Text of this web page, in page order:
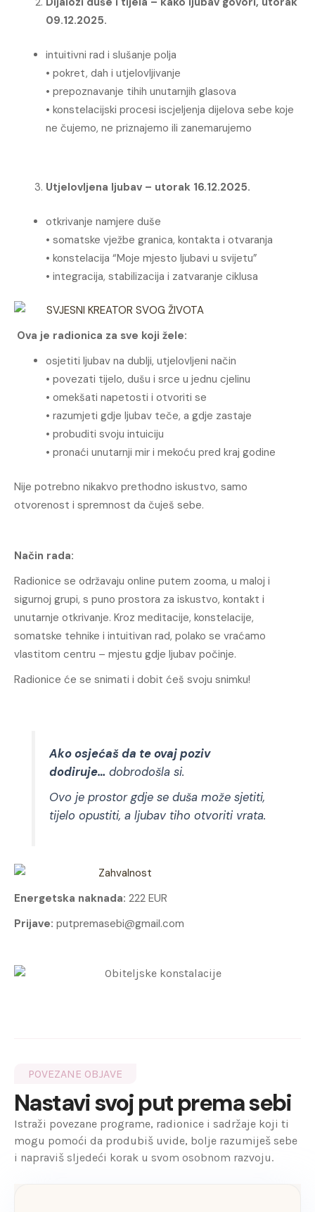
09.12.2025.
intuitivni rad i slušanje polja
• pokret, dah i utjelovljivanje
• prepoznavanje tihih unutarnjih glasova
• konstelacijski procesi iscjeljenja dijelova sebe koje
ne čujemo, ne priznajemo ili zanemarujemo
Utjelovljena ljubav – utorak 16.12.2025.
otkrivanje namjere duše
• somatske vježbe granica, kontakta i otvaranja
• konstelacija “Moje mjesto ljubavi u svijetu”
• integracija, stabilizacija i zatvaranje ciklusa
Ova je radionica za sve koji žele:
osjetiti ljubav na dublji, utjelovljeni način
• povezati tijelo, dušu i srce u jednu cjelinu
• omekšati napetosti i otvoriti se
• razumjeti gdje ljubav teče, a gdje zastaje
• probuditi svoju intuiciju
• pronaći unutarnji mir i mekoću pred kraj godine
Nije potrebno nikakvo prethodno iskustvo, samo
otvorenost i spremnost da čuješ sebe.
Način rada:
Radionice se održavaju online putem zooma, u maloj i
sigurnoj grupi, s puno prostora za iskustvo, kontakt i
unutarnje otkrivanje. Kroz meditacije, konstelacije,
somatske tehnike i intuitivan rad, polako se vraćamo
vlastitom centru – mjestu gdje ljubav počinje.
Radionice će se snimati i dobit ćeš svoju snimku!
Ako osjećaš da te ovaj poziv
dodiruje… dobrodošla si.
Ovo je prostor gdje se duša može sjetiti,
tijelo opustiti, a ljubav tiho otvoriti vrata.
Energetska naknada: 222 EUR
Prijave: putpremasebi@gmail.com
POVEZANE OBJAVE
Nastavi svoj put prema sebi
Istraži povezane programe, radionice i sadržaje koji ti
mogu pomoći da produbiš uvide, bolje razumiješ sebe
i napraviš sljedeći korak u svom osobnom razvoju.